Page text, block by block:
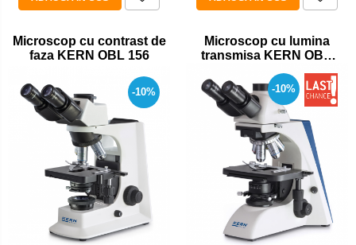
Microscop cu contrast de
faza KERN OBL 156
-10%
Microscop cu lumina
transmisa KERN OBN
-10%